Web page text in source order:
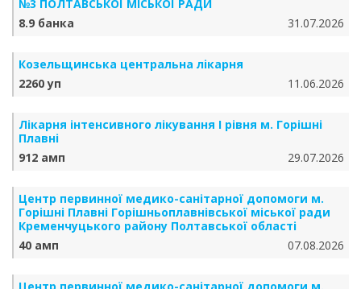
№3 ПОЛТАВСЬКОЇ МІСЬКОЇ РАДИ
8.9 банка
31.07.2026
Козельщинська центральна лікарня
2260 уп
11.06.2026
Лікарня інтенсивного лікування І рівня м. Горішні
Плавні
912 амп
29.07.2026
Центр первинної медико-санітарної допомоги м.
Горішні Плавні Горішньоплавнівської міської ради
Кременчуцького району Полтавської області
40 амп
07.08.2026